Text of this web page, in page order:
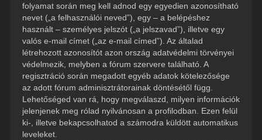
folyamat során meg kell adnod egy egyedien azonosítható
nevet („a felhasználói neved”), egy – a belépéshez
használt – személyes jelszót („a jelszavad”), illetve egy
valós e-mail címet („az e-mail címed”). Az általad
létrehozott azonosítót azon ország adatvédelmi törvényei
védelmezik, melyben a fórum szervere található. A
regisztráció során megadott egyéb adatok kötelezősége
az adott fórum adminisztrátorainak döntésétől függ.
Lehetőséged van rá, hogy megválaszd, milyen információk
jelenjenek meg rólad nyilvánosan a profilodban. Ezen felül
ki-, illetve bekapcsolhatod a számodra küldött automatikus
leveleket.